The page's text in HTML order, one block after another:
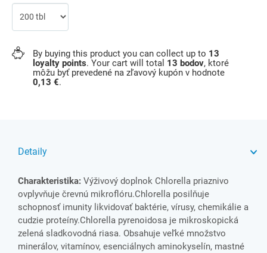
By buying this product you can collect up to 13
loyalty points. Your cart will total 13 bodov, ktoré
môžu byť prevedené na zľavový kupón v hodnote
0,13 €.
Detaily
Charakteristika: Výživový doplnok Chlorella priaznivo
ovplyvňuje črevnú mikroﬂóru.Chlorella posilňuje
schopnosť imunity likvidovať baktérie, vírusy, chemikálie a
cudzie proteíny.Chlorella pyrenoidosa je mikroskopická
zelená sladkovodná riasa. Obsahuje veľké množstvo
minerálov, vitamínov, esenciálnych aminokyselín, mastné